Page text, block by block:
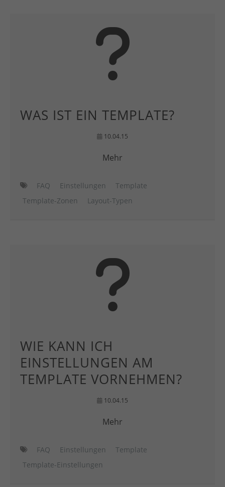
WAS IST EIN TEMPLATE?
10.04.15
Mehr
FAQ Einstellungen
Template
Template-Zonen
Layout-Typen
WIE KANN ICH
EINSTELLUNGEN AM
TEMPLATE VORNEHMEN?
10.04.15
Mehr
FAQ Einstellungen
Template
Template-Einstellungen